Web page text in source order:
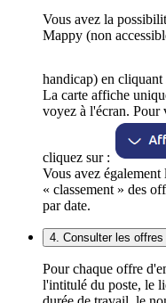
Vous avez la
Mappy (non
handicap) en cliquant
La carte affiche
voyez à l'écran. Pour
cliquez sur :
Vous avez
« classement » des
par date.
4. Consulter les
Pour chaque offre
l'intitulé du poste, le